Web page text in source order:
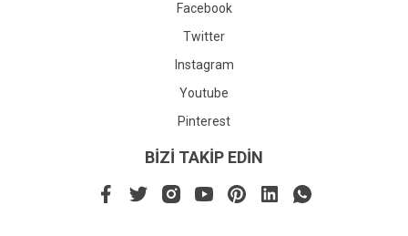
Facebook
Twitter
Instagram
Youtube
Pinterest
BİZİ TAKİP EDİN